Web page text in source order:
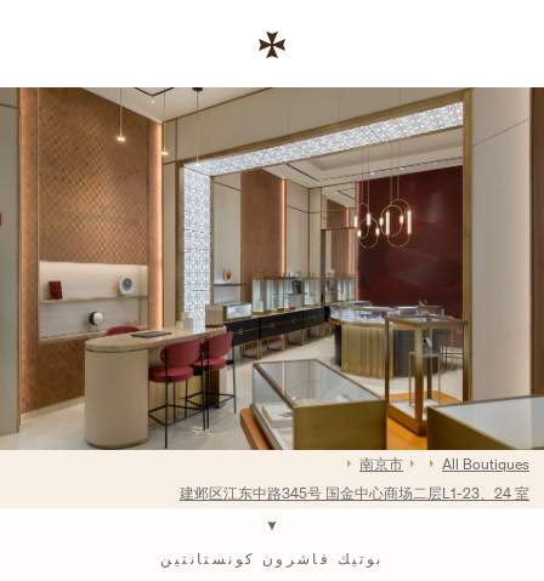
Return to Nav
بوتيك فاشرون كونستانتين
All Boutiques
南京市
建邺区江东中路345号 国金中心商场二层L1-23、24 室